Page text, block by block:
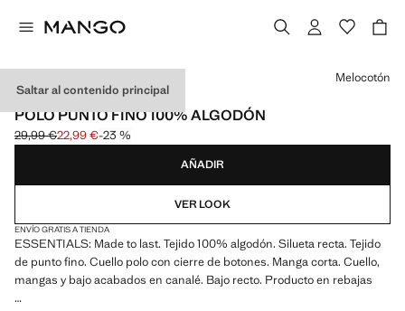
Saltar al contenido principal
ESSENTIALS
POLO PUNTO FINO 100% ALGODÓN
Precio inicial tachado [29,99 € ]
29,99 €
Precio actual [22,99 € ]
22,99 €-23 %
Selecciona un color
Melocotón
AÑADIR
VER LOOK
ENVÍO GRATIS A TIENDA
ESSENTIALS: Made to last. Tejido 100% algodón. Silueta recta. Tejido
de punto fino. Cuello polo con cierre de botones. Manga corta. Cuello,
mangas y bajo acabados en canalé. Bajo recto. Producto en rebajas